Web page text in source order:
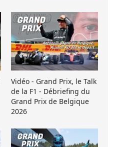
Vidéo - Grand Prix, le Talk
de la F1 - Débriefing du
Grand Prix de Belgique
2026